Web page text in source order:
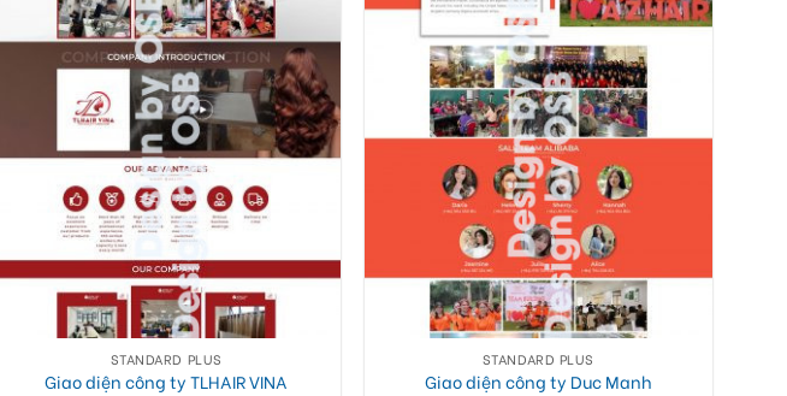
STANDARD PLUS
Giao diện công ty TLHAIR VINA
STANDARD PLUS
Giao diện công ty Duc Manh